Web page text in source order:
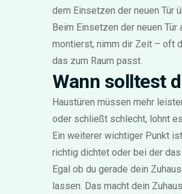
dem Einsetzen der neuen Tür
Beim Einsetzen der neuen
montierst, nimm dir Zeit – oft
das zum Raum passt.
Wann solltest
Haustüren müssen mehr
oder schließt schlecht, lohnt
Ein weiterer wichtiger Punkt
richtig dichtet oder bei der
Egal ob du gerade dein
lassen. Das macht dein